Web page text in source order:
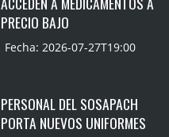
PRECIO BAJO
Fecha: 2026-07-27T19:00
PERSONAL DEL SOSAPACH
PORTA NUEVOS UNIFORMES